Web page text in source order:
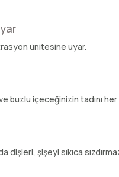
ünitesine uyar.
buzlu içeceğinizin tadını her
dişleri, şişeyi sıkıca